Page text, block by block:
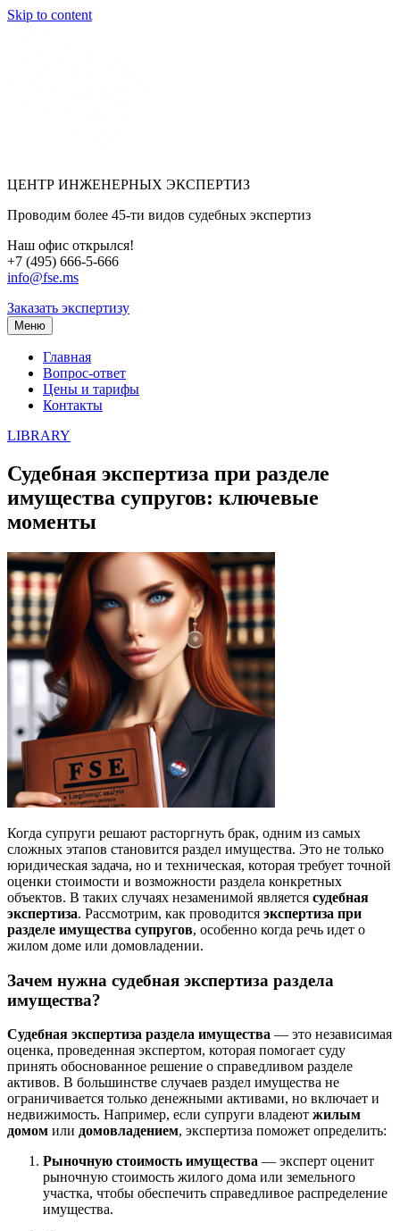
Skip to content
ЦЕНТР ИНЖЕНЕРНЫХ ЭКСПЕРТИЗ
Проводим более 45-ти видов судебных экспертиз
Наш офис открылся!
+7 (495) 666-5-666
info@fse.ms
Заказать экспертизу
Меню
Главная
Вопрос-ответ
Цены и тарифы
Контакты
LIBRARY
Судебная экспертиза при разделе
имущества супругов: ключевые
моменты
Когда супруги решают расторгнуть брак, одним из самых
сложных этапов становится раздел имущества. Это не только
юридическая задача, но и техническая, которая требует точной
оценки стоимости и возможности раздела конкретных
объектов. В таких случаях незаменимой является судебная
экспертиза. Рассмотрим, как проводится экспертиза при
разделе имущества супругов, особенно когда речь идет о
жилом доме или домовладении.
Зачем нужна судебная экспертиза раздела
имущества?
Судебная экспертиза раздела имущества — это независимая
оценка, проведенная экспертом, которая помогает суду
принять обоснованное решение о справедливом разделе
активов. В большинстве случаев раздел имущества не
ограничивается только денежными активами, но включает и
недвижимость. Например, если супруги владеют жилым
домом или домовладением, экспертиза поможет определить:
Рыночную стоимость имущества — эксперт оценит
рыночную стоимость жилого дома или земельного
участка, чтобы обеспечить справедливое распределение
имущества.